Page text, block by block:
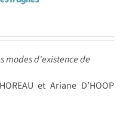
modes d'existence de
et Ariane D’HOOP